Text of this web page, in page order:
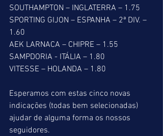
SOUTHAMPTON – INGLATERRA – 1.75
SPORTING GIJON – ESPANHA – 2ª DIV. –
1.60
AEK LARNACA – CHIPRE – 1.55
SAMPDORIA - ITÁLIA – 1.80
VITESSE – HOLANDA – 1.80
Esperamos com estas cinco novas
indicações (todas bem selecionadas)
ajudar de alguma forma os nossos
seguidores.